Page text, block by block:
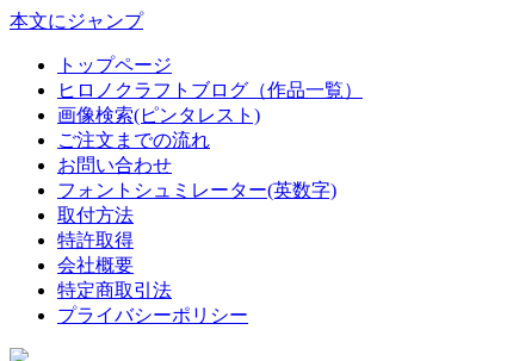
本文にジャンプ
トップページ
ヒロノクラフトブログ（作品一覧）
画像検索(ピンタレスト)
ご注文までの流れ
お問い合わせ
フォントシュミレーター(英数字)
取付方法
特許取得
会社概要
特定商取引法
プライバシーポリシー